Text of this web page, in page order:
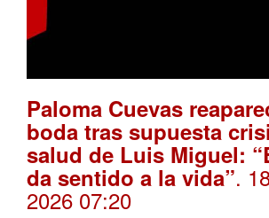
Paloma Cuevas
boda tras supuesta
salud de Luis Miguel:
da sentido a la vida”.
2026 07:20